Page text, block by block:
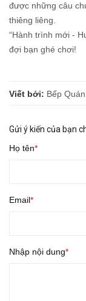
được những câu
thiêng liêng.
“Hành trình mới -
đợi bạn ghé chơi!
Viết bởi: Bếp Quán
Gửi ý kiến của bạn
Họ tên
Email
Nhập nội dung